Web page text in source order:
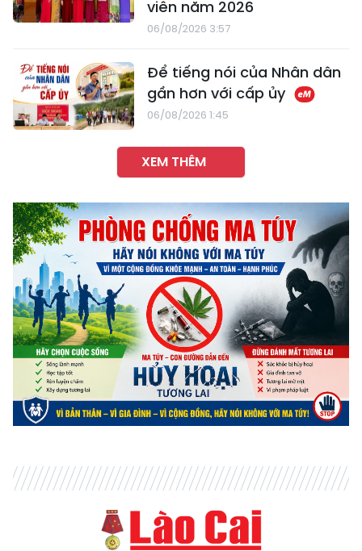
viên năm 2026
06/08/2026 3:57
Để tiếng nói của Nhân dân
gần hơn với cấp ủy
06/08/2026 1:45
XEM THÊM